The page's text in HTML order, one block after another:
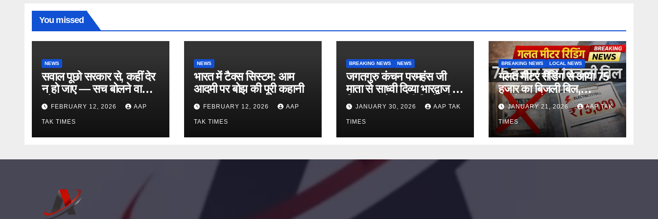
You missed
NEWS
सवाल पूछो सरकार से, कहीं देर
न हो जाए — सच बोलने वाले
को सलाम!
FEBRUARY 12, 2026 AAP
TAK TIMES
NEWS
भारत में टैक्स सिस्टम: आम
आदमी पर बोझ की पूरी कहानी
FEBRUARY 12, 2026 AAP
TAK TIMES
BREAKING NEWS NEWS
जगतगुरु कंचन परमहंस जी
माता से साध्वी दिव्या भारद्वाज की
शिष्टाचार भेंट, बड़ी जिम्मेदारी
का संकेत
JANUARY 30, 2026 AAP TAK
TIMES
BREAKING NEWS LOCAL NEWS
गलत मीटर रीडिंग से आया 75
हजार का बिजली बिल,
उपभोक्ता परेशान
JANUARY 21, 2026 AAP TAK
TIMES